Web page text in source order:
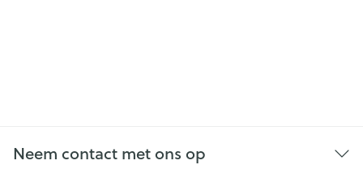
Neem contact met ons op